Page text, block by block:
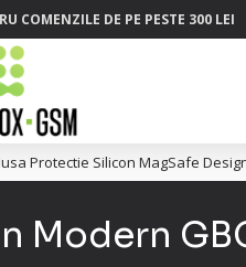
COMENZILE DE PE PESTE 300 LEI
Protectie Silicon MagSafe